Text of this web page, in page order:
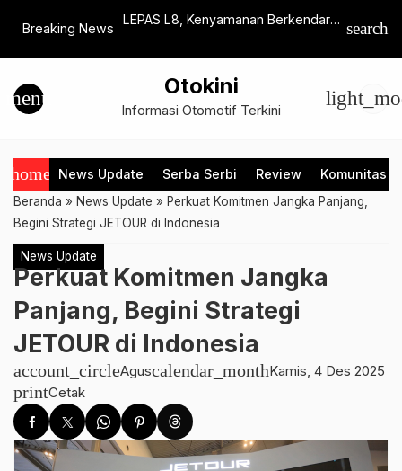
Breaking News
LEPAS L8, Kenyamanan Berkendara
Urban
search
menu Otokini
Informasi Otomotif Terkini
home News Update Serba Serbi Review Komunitas
Beranda » News Update » Perkuat Komitmen Jangka Panjang,
Begini Strategi JETOUR di Indonesia
News Update
Perkuat Komitmen Jangka
Panjang, Begini Strategi
JETOUR di Indonesia
account_circleAguscalendar_monthKamis, 4 Des 2025
printCetak